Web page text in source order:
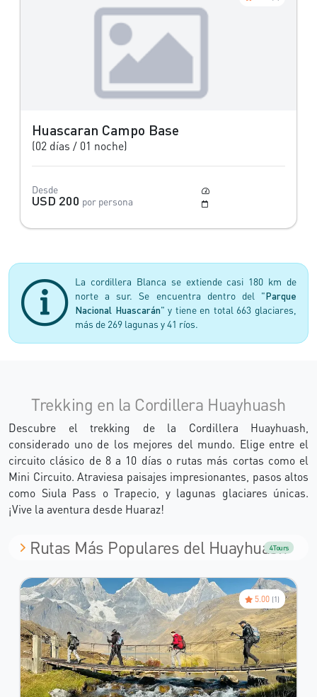
Huascaran Campo Base
(02 días / 01 noche)
Desde
USD 200 por persona
La cordillera Blanca se extiende casi 180 km de
norte a sur. Se encuentra dentro del "Parque
Nacional Huascarán" y tiene en total 663 glaciares,
más de 269 lagunas y 41 ríos.
Trekking en la Cordillera Huayhuash
Descubre el trekking de la Cordillera Huayhuash,
considerado uno de los mejores del mundo. Elige entre el
circuito clásico de 8 a 10 días o rutas más cortas como el
Mini Circuito. Atraviesa paisajes impresionantes, pasos altos
como Siula Pass o Trapecio, y lagunas glaciares únicas.
¡Vive la aventura desde Huaraz!
Rutas Más Populares del Huayhuash
4 Tours
5.00 (1)